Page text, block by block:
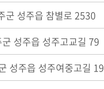
군 성주읍 참별로 2530
성주읍 성주고교길 79
성주읍 성주여중고길 19